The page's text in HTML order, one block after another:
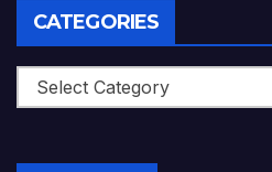
CATEGORIES
Categories